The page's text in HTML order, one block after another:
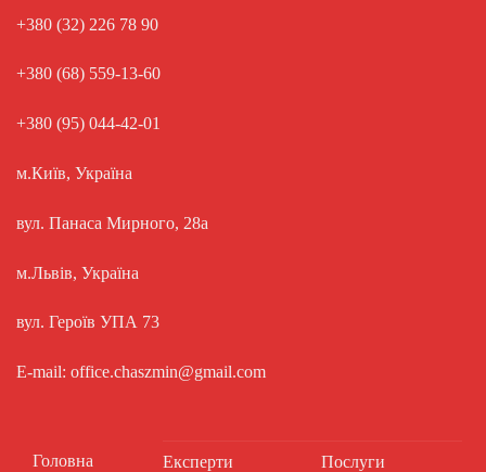
+380 (32) 226 78 90
+380 (68) 559-13-60
+380 (95) 044-42-01
м.Київ, Україна
вул. Панаса Мирного, 28а
м.Львів, Україна
вул. Героїв УПА 73
E-mail: office.chaszmin@gmail.com
Головна Експерти Послуги